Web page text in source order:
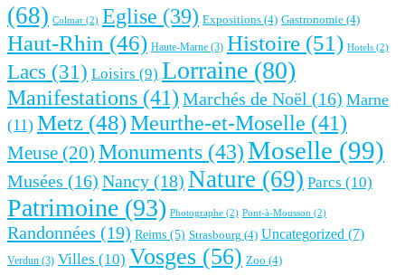
(68) Colmar (2) Eglise (39) Expositions (4) Gastronomie (4)
Haut-Rhin (46) Haute-Marne (3) Histoire (51) Hotels (2)
Lacs (31) Loisirs (9) Lorraine (80)
Manifestations (41) Marchés de Noël (16) Marne
(11) Metz (48)Meurthe-et-Moselle (41)
Meuse (20) Monuments (43)Moselle (99)
Musées (16) Nancy (18) Nature (69) Parcs (10)
Patrimoine (93) Photographe (2) Pont-à-Mousson (2)
Randonnées (19) Reims (5) Strasbourg (4) Uncategorized (7)
Verdun (3) Villes (10) Vosges (56) Zoo (4)